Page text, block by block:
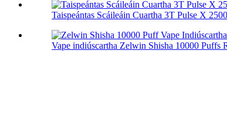
Taispeántas Scáileáin Cuartha 3T Pulse X
Vape indiúscartha Zelwin Shisha 10000 Puffs